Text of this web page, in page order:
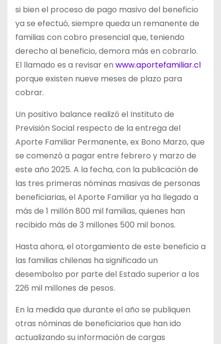
si bien el proceso de pago masivo del beneficio
ya se efectuó, siempre queda un remanente de
familias con cobro presencial que, teniendo
derecho al beneficio, demora más en cobrarlo.
El llamado es a revisar en www.aportefamiliar.cl
porque existen nueve meses de plazo para
cobrar.
Un positivo balance realizó el Instituto de
Previsión Social respecto de la entrega del
Aporte Familiar Permanente, ex Bono Marzo, que
se comenzó a pagar entre febrero y marzo de
este año 2025. A la fecha, con la publicación de
las tres primeras nóminas masivas de personas
beneficiarias, el Aporte Familiar ya ha llegado a
más de 1 millón 800 mil familias, quienes han
recibido más de 3 millones 500 mil bonos.
Hasta ahora, el otorgamiento de este beneficio a
las familias chilenas ha significado un
desembolso por parte del Estado superior a los
226 mil millones de pesos.
En la medida que durante el año se publiquen
otras nóminas de beneficiarios que han ido
actualizando su información de cargas